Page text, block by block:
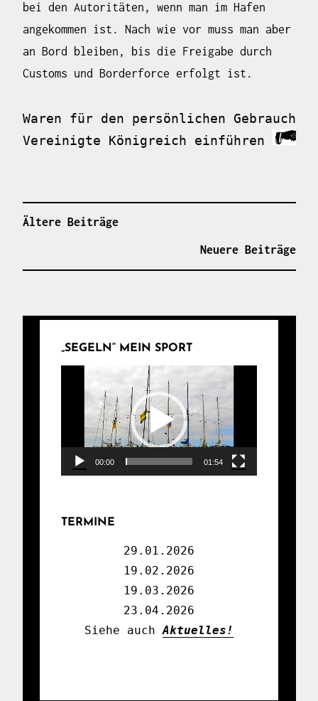
bei den Autoritäten, wenn man im Hafen
angekommen ist. Nach wie vor muss man aber
an Bord bleiben, bis die Freigabe durch
Customs und Borderforce erfolgt ist.
Waren für den persönlichen Gebrauch
Vereinigte Königreich einführen
BEITRAGSNAVIGATION
Ältere Beiträge
Neuere Beiträge
„SEGELN“ MEIN SPORT
00:00 01:54
TERMINE
29.01.2026
19.02.2026
19.03.2026
23.04.2026
Siehe auch Aktuelles!